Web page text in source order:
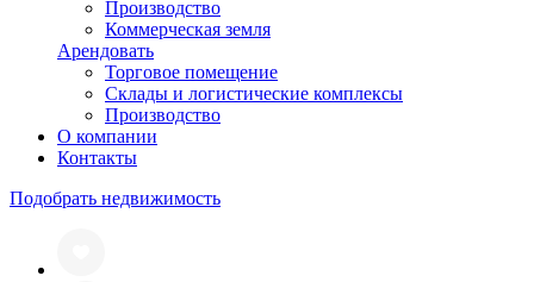
Производство
Коммерческая земля
Арендовать
Торговое помещение
Склады и логистические комплексы
Производство
О компании
Контакты
Подобрать недвижимость